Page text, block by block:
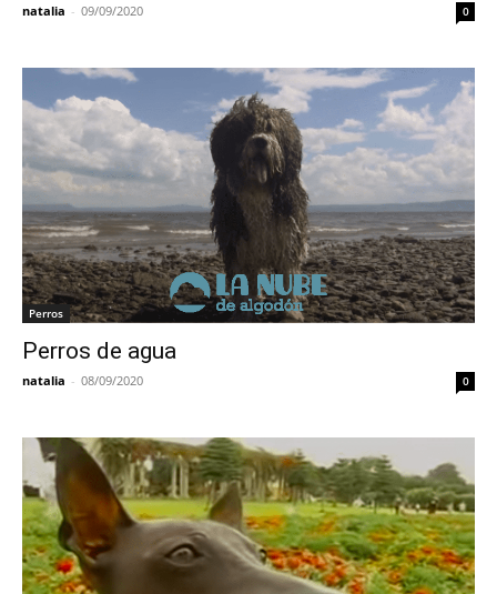
natalia - 09/09/2020 0
Perros
Perros de agua
natalia - 08/09/2020 0